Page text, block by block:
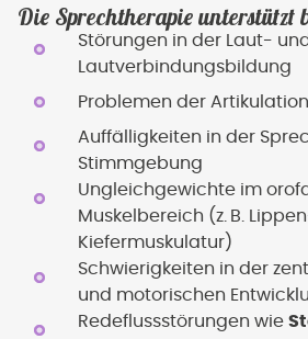
Die Sprechtherapie unterstützt
Störungen in der Laut- und
Lautverbindungsbildung
Problemen der
Auffälligkeiten in der
Stimmgebung
Ungleichgewichte im
Muskelbereich (z. B.
Kiefermuskulatur)
Schwierigkeiten in der
und motorischen
Redeflussstörungen wie